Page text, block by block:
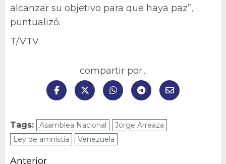
alcanzar su objetivo para que haya paz”,
puntualizó.
T/VTV
compartir por...
Tags: Asamblea Nacional
Jorge Arreaza
Ley de amnistía
Venezuela
Anterior